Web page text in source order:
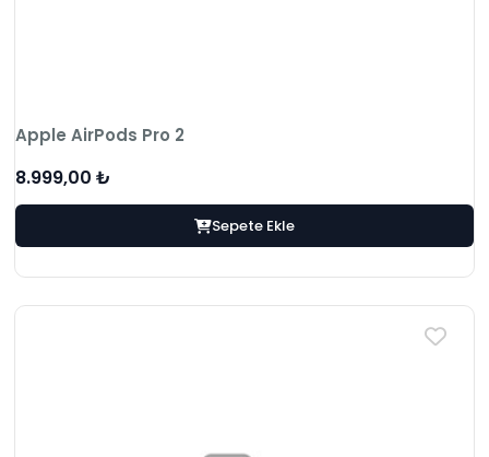
Apple AirPods Pro 2
8.999,00 ₺
Sepete Ekle